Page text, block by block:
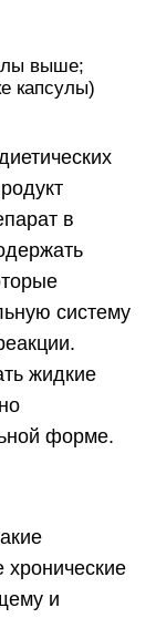
выше;
капсулы)
в
систему
жидкие
форме.
и